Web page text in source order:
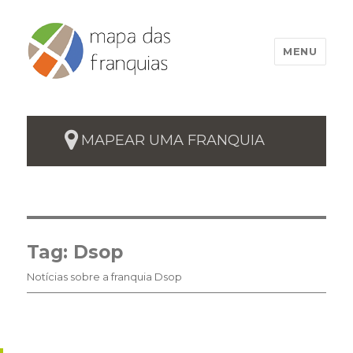
MENU
MAPEAR UMA FRANQUIA
Tag: Dsop
Notícias sobre a franquia Dsop